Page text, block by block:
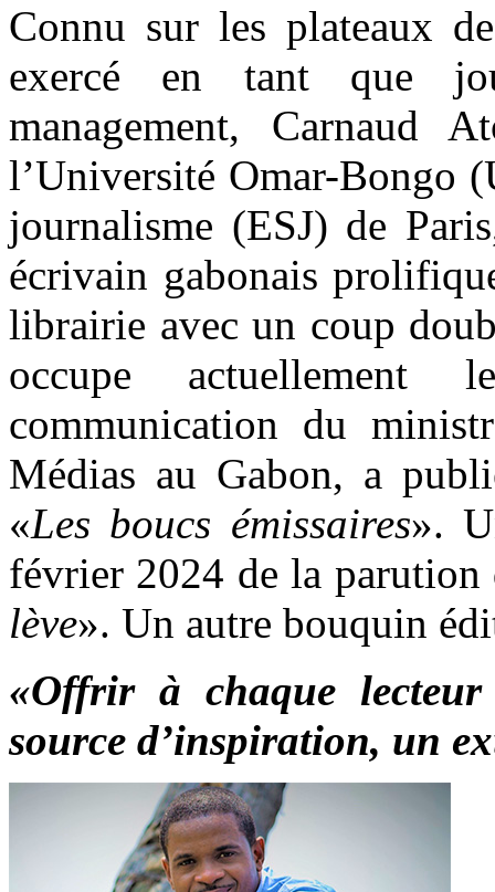
Connu sur les plateaux
exercé en tant que
management, Carnaud
l’Université Omar-Bongo
journalisme (ESJ) de
écrivain gabonais
librairie avec un coup
occupe
communication du
Médias au Gabon, a
«Les boucs émissaires».
février 2024 de la parution
lève». Un autre bouquin
«Offrir à chaque
source d’inspiration, un